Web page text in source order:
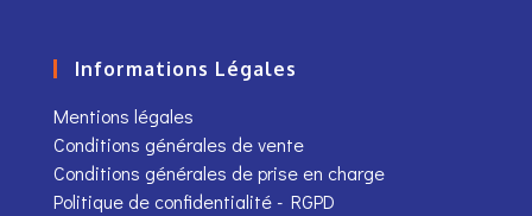
Informations Légales
Mentions légales
Conditions générales de vente
Conditions générales de prise en charge
Politique de confidentialité - RGPD